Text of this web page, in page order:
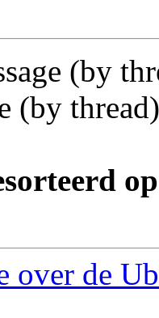
(by
(by
over de